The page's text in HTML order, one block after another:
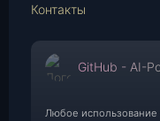
Контакты
GitHub - AI-
Любое использование